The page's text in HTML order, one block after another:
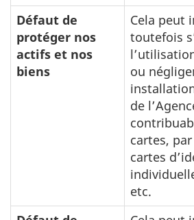
Défaut de
protéger nos
actifs et nos
biens
Cela peut
toutefois
ou
de
cartes,
cartes
etc.